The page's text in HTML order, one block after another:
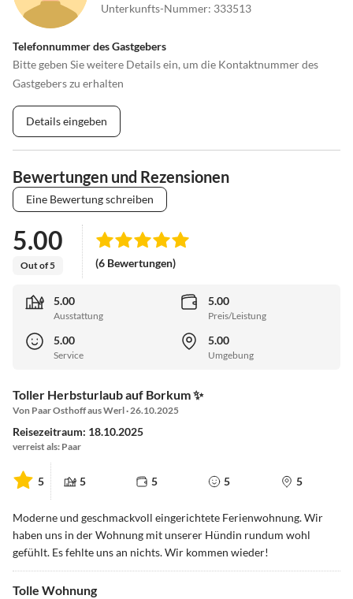
Unterkunfts-Nummer: 333513
Telefonnummer des Gastgebers
Bitte geben Sie weitere Details ein, um die Kontaktnummer des
Gastgebers zu erhalten
Details eingeben
Bewertungen und Rezensionen
Eine Bewertung schreiben
5.00
Out of 5 (6 Bewertungen)
5.00
Ausstattung
5.00
Preis/Leistung
5.00
Service
5.00
Umgebung
Toller Herbsturlaub auf Borkum ✨
Von Paar Osthoff aus Werl · 26.10.2025
Reisezeitraum: 18.10.2025
verreist als: Paar
5 5 5 5 5
Moderne und geschmackvoll eingerichtete Ferienwohnung. Wir
haben uns in der Wohnung mit unserer Hündin rundum wohl
gefühlt. Es fehlte uns an nichts. Wir kommen wieder!
Tolle Wohnung